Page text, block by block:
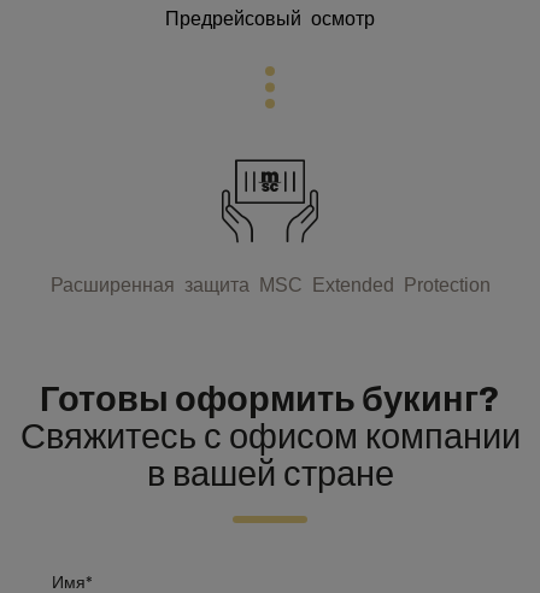
Предрейсовый осмотр
Расширенная защита MSC Extended Protection
Готовы оформить букинг?
Свяжитесь с офисом компании
в вашей стране
Имя*